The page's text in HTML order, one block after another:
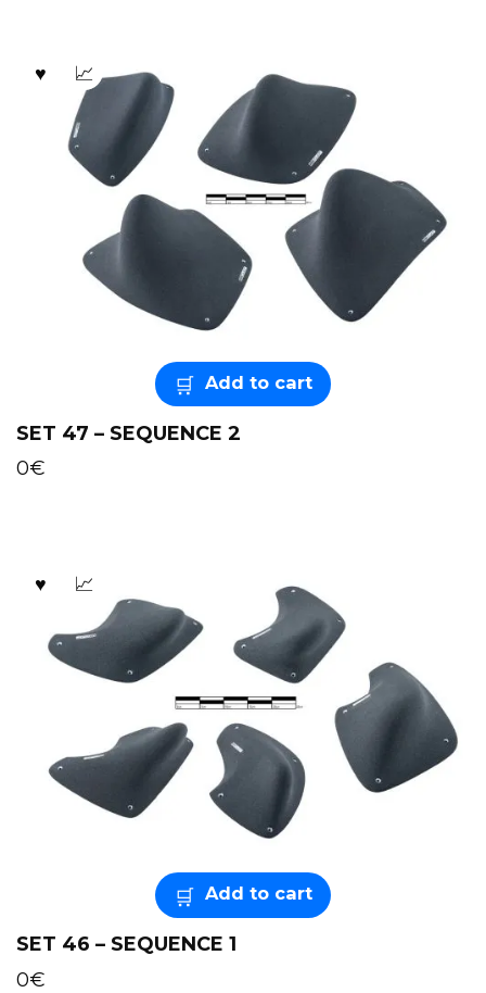
Add to cart
SET 47 – SEQUENCE 2
0€
Add to cart
SET 46 – SEQUENCE 1
0€